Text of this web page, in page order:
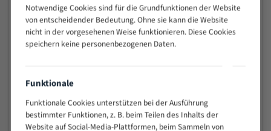
80 - 180
3/4
130 -
350
2/3
150 -
600
> 500
0,75/1,25
Vorteile:
Notwendige Cookies sind für die Grundfunktionen der Website
von entscheidender Bedeutung. Ohne sie kann die Website
nicht in der vorgesehenen Weise funktionieren. Diese Cookies
speichern keine personenbezogenen Daten.
Funktionale
Funktionale Cookies unterstützen bei der Ausführung
bestimmter Funktionen, z. B. beim Teilen des Inhalts der
Website auf Social-Media-Plattformen, beim Sammeln von